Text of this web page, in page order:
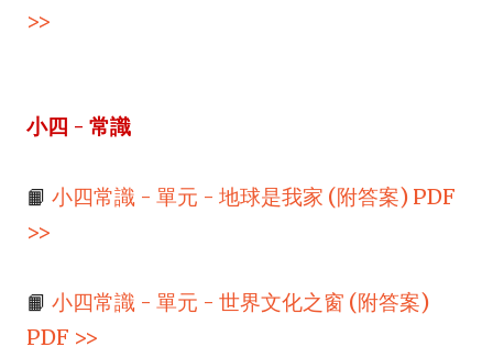
>>
小四 - 常識
📙 小四常識 - 單元 - 地球是我家 (附答案) PDF
>>
📙 小四常識 - 單元 - 世界文化之窗 (附答案)
PDF >>